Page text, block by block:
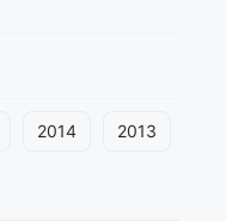
2014 2013